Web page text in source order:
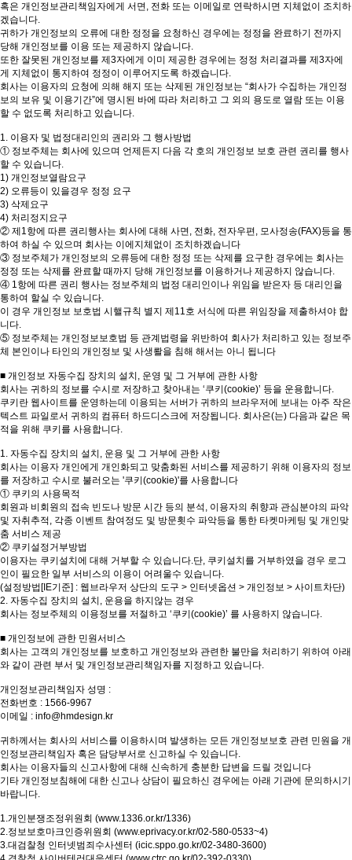
혹은 개인정보관리책임자에게 서면, 전화 또는 이메일로 연락하시면 지체없이 조치하
겠습니다.
귀하가 개인정보의 오류에 대한 정정을 요청하신 경우에는 정정을 완료하기 전까지
당해 개인정보를 이용 또는 제공하지 않습니다.
또한 잘못된 개인정보를 제3자에게 이미 제공한 경우에는 정정 처리결과를 제3자에
게 지체없이 통지하여 정정이 이루어지도록 하겠습니다.
회사는 이용자의 요청에 의해 해지 또는 삭제된 개인정보는 “회사가 수집하는 개인정
보의 보유 및 이용기간”에 명시된 바에 따라 처리하고 그 외의 용도로 열람 또는 이용
할 수 없도록 처리하고 있습니다.
1. 이용자 및 법정대리인의 권리와 그 행사방법
① 정보주체는 회사에 있으며 언제든지 다음 각 호의 개인정보 보호 관련 권리를 행사
할 수 있습니다.
1) 개인정보열람요구
2) 오류등이 있을경우 정정 요구
3) 삭제요구
4) 처리정지요구
② 제1항에 따른 권리행사는 회사에 대해 사면, 전화, 전자우편, 모사정송(FAX)등을 통
하여 하실 수 있으며 회사는 이에지체없이 조치하겠습니다
③ 정보주체가 개인정보의 오류등에 대한 정정 또는 삭제를 요구한 경우에는 회사는
정정 또는 삭제를 완료할 때까지 당해 개인정보를 이용하거나 제공하지 않습니다.
④ 1항에 따른 권리 행사는 정보주체의 법정 대리인이나 위임을 받은자 등 대리인을
통하여 할실 수 있습니다.
이 경우 개인정보 보호법 시핼규칙 별지 제11호 서식에 따른 위임장을 제출하셔야 합
니다.
⑤ 정보주체는 개인정보보호법 등 관계법령을 위반하여 회사가 처리하고 있는 정보주
체 본인이나 타인의 개인정보 및 사생뢀을 침해 해서는 아니 됩니다
■ 개인정보 자동수집 장치의 설치, 운영 및 그 거부에 관한 사항
회사는 귀하의 정보를 수시로 저장하고 찾아내는 ‘쿠키(cookie)’ 등을 운용합니다.
쿠키란 웹사이트를 운영하는데 이용되는 서버가 귀하의 브라우저에 보내는 아주 작은
텍스트 파일로서 귀하의 컴퓨터 하드디스크에 저장됩니다. 회사은(는) 다음과 같은 목
적을 위해 쿠키를 사용합니다.
1. 자동수집 장치의 설치, 운용 및 그 거부에 관한 사항
회사는 이용자 개인에게 개인화되고 맞춤화된 서비스를 제공하기 위해 이용자의 정보
를 저장하고 수시로 불러오는 '쿠키(cookie)'를 사용합니다
① 쿠키의 사용목적
회원과 비회원의 접속 빈도나 방문 시간 등의 분석, 이용자의 취향과 관심분야의 파악
및 자취추적, 각종 이벤트 참여정도 및 방문횟수 파악등을 통한 타켓마케팅 및 개인맞
춤 서비스 제공
② 쿠키설정거부방법
이용자는 쿠키설치에 대해 거부할 수 있습니다.단, 쿠키설치를 거부하였을 경우 로그
인이 필요한 일부 서비스의 이용이 어려울수 있습니다.
(설정방법[IE기준] : 웹브라우저 상단의 도구 > 인터넷옵션 > 개인정보 > 사이트차단)
2. 자동수집 장치의 설치, 운용을 하지않는 경우
회사는 정보주체의 이용정보를 저절하고 ‘쿠키(cookie)’ 를 사용하지 않습니다.
■ 개인정보에 관한 민원서비스
회사는 고객의 개인정보를 보호하고 개인정보와 관련한 불만을 처리하기 위하여 아래
와 같이 관련 부서 및 개인정보관리책임자를 지정하고 있습니다.
개인정보관리책임자 성명 :
전화번호 : 1566-9967
이메일 : info@hmdesign.kr
귀하께서는 회사의 서비스를 이용하시며 발생하는 모든 개인정보보호 관련 민원을 개
인정보관리책임자 혹은 담당부서로 신고하실 수 있습니다.
회사는 이용자들의 신고사항에 대해 신속하게 충분한 답변을 드릴 것입니다
기타 개인정보침해에 대한 신고나 상담이 필요하신 경우에는 아래 기관에 문의하시기
바랍니다.
1.개인분쟁조정위원회 (www.1336.or.kr/1336)
2.정보보호마크인증위원회 (www.eprivacy.or.kr/02-580-0533~4)
3.대검찰청 인터넷범죄수사센터 (icic.sppo.go.kr/02-3480-3600)